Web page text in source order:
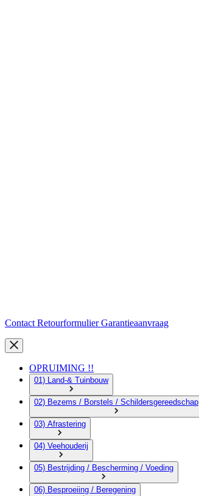
Contact RetourformulierGarantieaanvraag
OPRUIMING !!
01) Land-& Tuinbouw
02) Bezems / Borstels / Schildersgereedschap
03) Afrastering
04) Veehouderij
05) Bestrijding / Bescherming / Voeding
06) Besproeiing / Beregening